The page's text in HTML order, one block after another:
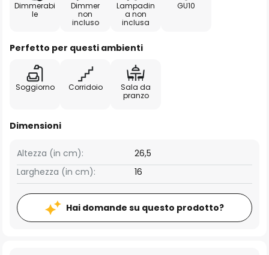
Dimmerabi
le
Dimmer
non
incluso
Lampadin
a non
inclusa
GU10
Perfetto per questi ambienti
Soggiorno Corridoio
Sala da
pranzo
Dimensioni
Larghezza (in cm): 16
Altezza (in cm): 26,5
Hai domande su questo prodotto?